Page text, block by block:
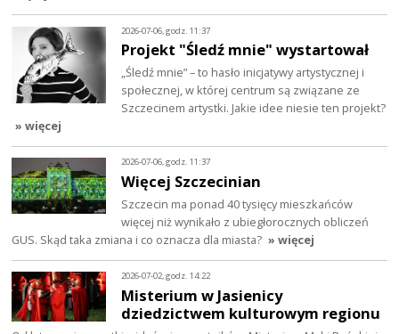
2026-07-06, godz. 11:37
Projekt "Śledź mnie" wystartował
„Śledź mnie” – to hasło inicjatywy artystycznej i
społecznej, w której centrum są związane ze
Szczecinem artystki. Jakie idee niesie ten projekt?
» więcej
2026-07-06, godz. 11:37
Więcej Szczecinian
Szczecin ma ponad 40 tysięcy mieszkańców
więcej niż wynikało z ubiegłorocznych obliczeń
GUS. Skąd taka zmiana i co oznacza dla miasta? » więcej
2026-07-02, godz. 14:22
Misterium w Jasienicy
dziedzictwem kulturowym regionu